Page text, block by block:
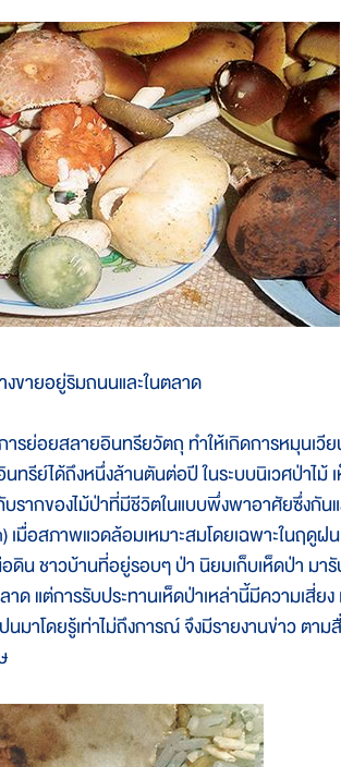
งขายอยู่ริมถนนและในตลาด
อยสลายอินทรียวัตถุ ทำให้เกิดการหมุนเวีย
รีย์ได้ถึงหนึ่งล้านตันต่อปี ในระบบนิเวศป่าไม้
กของไม้ป่าที่มีชีวิตในแบบพึ่งพาอาศัยซึ่งกันแ
มื่อสภาพแวดล้อมเหมาะสมโดยเฉพาะในฤดูฝ
น ชาวบ้านที่อยู่รอบๆ ป่า นิยมเก็บเห็ดป่า มารั
แต่การรับประทานเห็ดป่าเหล่านี้มีความเสี่ยง
าโดยรู้เท่าไม่ถึงการณ์ จึงมีรายงานข่าว ตาม